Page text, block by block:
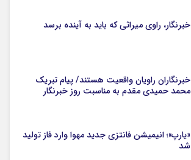
خبرنگار، راوی میراثی که باید به آینده برسد
خبرنگاران راویان واقعیت هستند/ پیام تبریک
محمد حمیدی مقدم به مناسبت روز خبرنگار
«یارپ»؛ انیمیشن فانتزی جدید مهوا وارد فاز تولید
شد